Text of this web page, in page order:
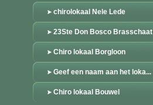
chirolokaal Nele Lede
23Ste Don Bosco Brasschaat
Chiro lokaal Borgloon
Geef een naam aan het loka...
Chiro lokaal Bouwel